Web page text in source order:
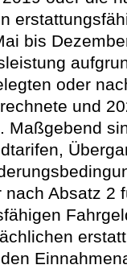
bis
oder
und
Maßgebend
nach Absatz 2